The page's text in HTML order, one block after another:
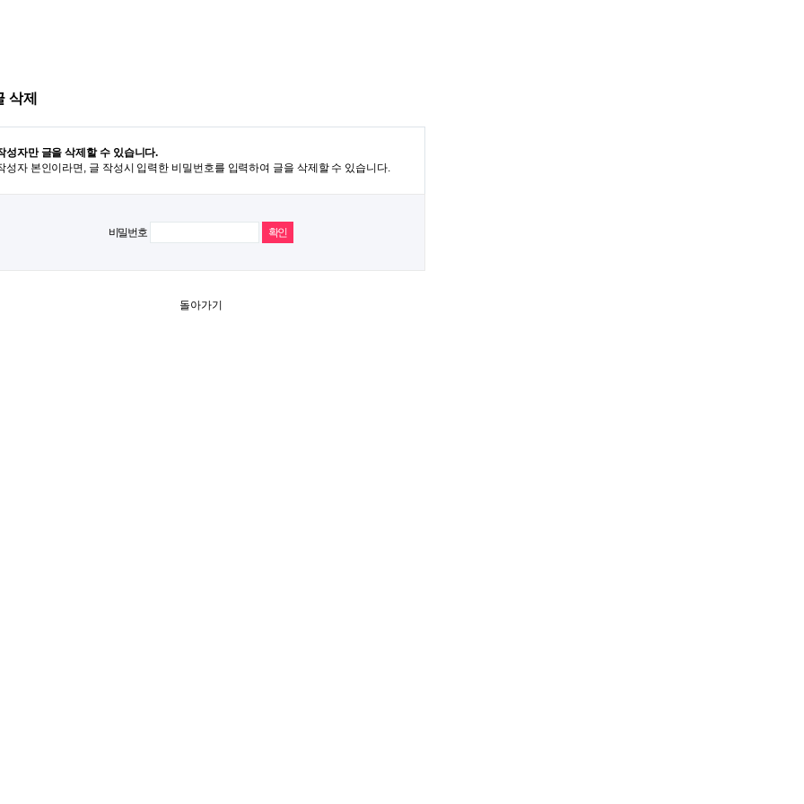
삭제
성자만 글을 삭제할 수 있습니다.
성자 본인이라면, 글 작성시 입력한 비밀번호를 입력하여 글을 삭제할 수 있습니다.
비밀번호
돌아가기